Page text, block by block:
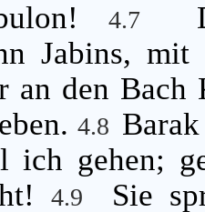
4.7
Jabins,
an den Bach
4.8
ich gehen;
4.9
Sie